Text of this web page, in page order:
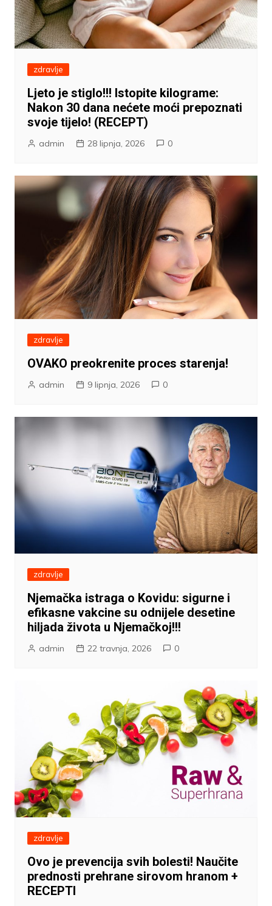
zdravlje
Ljeto je stiglo!!! Istopite kilograme:
Nakon 30 dana nećete moći prepoznati
svoje tijelo! (RECEPT)
admin 28 lipnja, 2026 0
zdravlje
OVAKO preokrenite proces starenja!
admin 9 lipnja, 2026 0
zdravlje
Njemačka istraga o Kovidu: sigurne i
efikasne vakcine su odnijele desetine
hiljada života u Njemačkoj!!!
admin 22 travnja, 2026 0
zdravlje
Ovo je prevencija svih bolesti! Naučite
prednosti prehrane sirovom hranom +
RECEPTI